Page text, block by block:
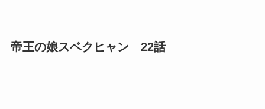
帝王の娘スベクヒャン 22話